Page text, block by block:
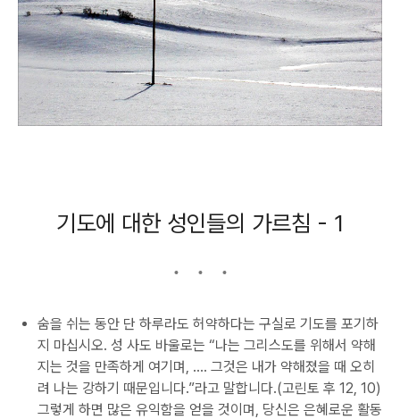
기도에 대한 성인들의 가르침 - 1
숨을 쉬는 동안 단 하루라도 허약하다는 구실로 기도를 포기하
지 마십시오. 성 사도 바울로는 “나는 그리스도를 위해서 약해
지는 것을 만족하게 여기며, .… 그것은 내가 약해졌을 때 오히
려 나는 강하기 때문입니다.”라고 말합니다.(고린토 후 12, 10)
그렇게 하면 많은 유익함을 얻을 것이며, 당신은 은혜로운 활동